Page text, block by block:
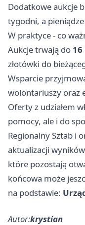
Dodatkowe aukcje
tygodni, a
W praktyce - co
Aukcje trwają do
złotówki do
Wsparcie
wolontariuszy oraz
Oferty z udziałem
pomocy, ale i do
Regionalny Sztab i
aktualizacji
które pozostają
końcowa może
na podstawie:
Autor:krystian